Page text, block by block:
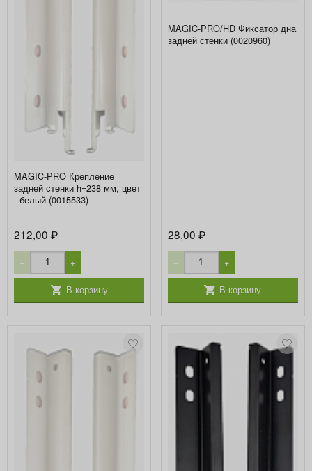
MAGIC-PRO Крепление
задней стенки h=238 мм, цвет
- белый (0015533)
212,00₽
− +
В корзину
MAGIC-PRO/HD Фиксатор дна
задней стенки (0020960)
28,00 ₽
− +
В корзину